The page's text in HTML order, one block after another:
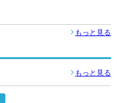
もっと見る
もっと見る